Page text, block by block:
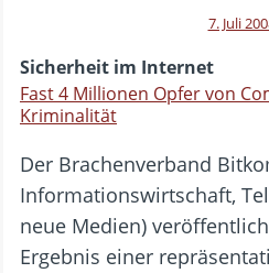
7. Juli
Sicherheit im Internet
Fast 4 Millionen Opfer von
Kriminalität
Der Brachenverband
Informationswirtschaft,
neue Medien)
Ergebnis einer